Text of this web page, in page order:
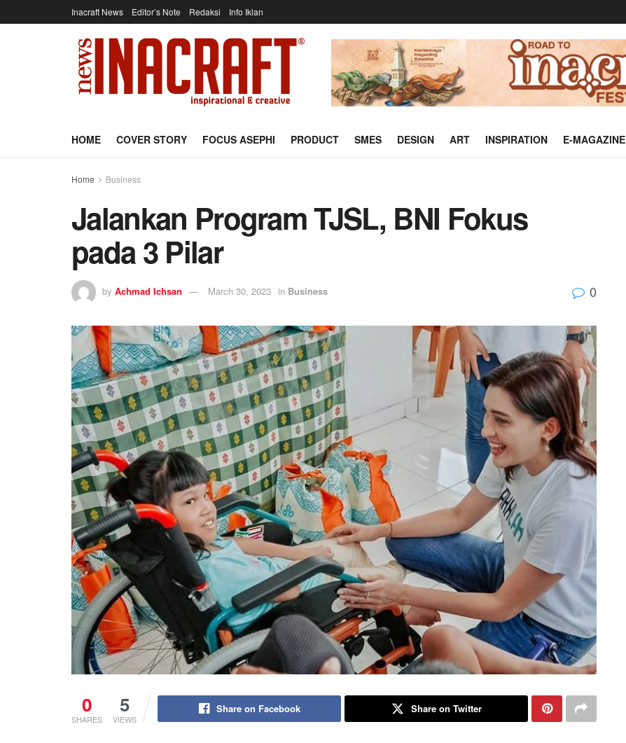
Inacraft News Editor’s Note Redaksi Info Iklan
HOME COVER STORY FOCUS ASEPHI PRODUCT SMES DESIGN ART INSPIRATION E-MAGAZINE
Home Business
Jalankan Program TJSL, BNI Fokus
pada 3 Pilar
by Achmad Ichsan March 30, 2023 in Business 0
0
SHARES
5
VIEWS
Share on Facebook Share on Twitter